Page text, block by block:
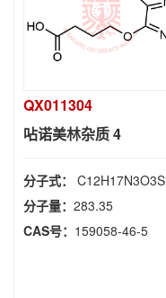
QX011304
呫诺美林杂质 4
分子式： C12H17N3O3S
分子量： 283.35
CAS号： 159058-46-5